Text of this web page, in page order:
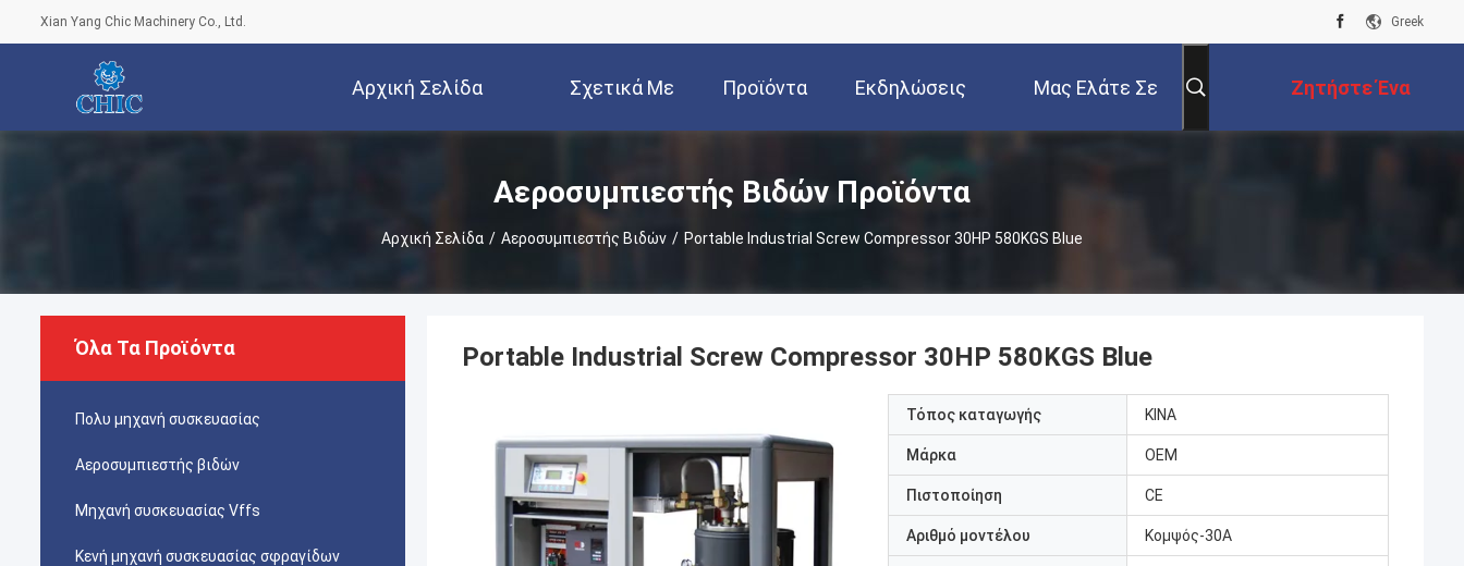
Xian Yang Chic Machinery Co., Ltd. Greek
Αρχική Σελίδα Σχετικά Με Προϊόντα Εκδηλώσεις Μας Ελάτε Σε Ζητήστε Ένα
Απόσπασμα
Αεροσυμπιεστής Βιδών Προϊόντα
Αρχική Σελίδα / Αεροσυμπιεστής Βιδών / Portable Industrial Screw Compressor 30HP 580KGS Blue
Όλα Τα Προϊόντα
Πολυ μηχανή συσκευασίας
Αεροσυμπιεστής βιδών
Μηχανή συσκευασίας Vffs
Κενή μηχανή συσκευασίας σφραγίδων
Portable Industrial Screw Compressor 30HP 580KGS Blue
Τόπος καταγωγής ΚΙΝΑ
Μάρκα OEM
Πιστοποίηση CE
Αριθμό μοντέλου Κομψός-30A